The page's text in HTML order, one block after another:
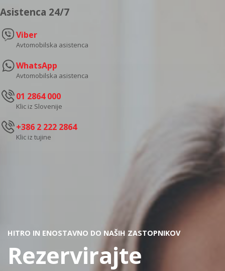
Asistenca 24/7
Viber
Avtomobilska asistenca
WhatsApp
Avtomobilska asistenca
01 2864 000
Klic iz Slovenije
+386 2 222 2864
Klic iz tujine
HITRO IN ENOSTAVNO DO NAŠIH ZASTOPNIKOV
Rezervirajte